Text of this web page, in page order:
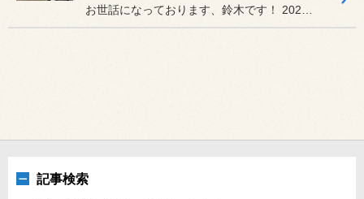
お世話になっております、鈴木です！ 2026年が始まり、早1か月、、、
記事検索